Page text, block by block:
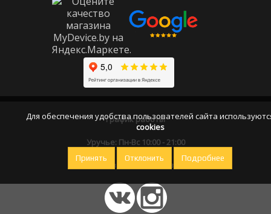
График работы
Уручье: Пн-Вс 10:00 - 21:00
Оставайтесь на связи
Для обеспечения удобства пользователей сайта
cookies
Принять Отклонить Подробнее